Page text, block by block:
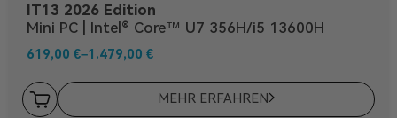
IT13 2026 Edition
Mini PC | Intel® Core™ U7 356H/i5 13600H
619,00 €–1.479,00 €
MEHR ERFAHREN